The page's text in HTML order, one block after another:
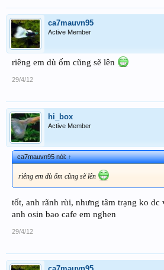
ca7mauvn95
Active Member
riêng em dù ốm cũng sẽ lên
29/4/12
hi_box
Active Member
ca7mauvn95 nói:↑
riêng em dù ốm cũng sẽ lên
tốt, anh rãnh rùi, nhưng tâm trạng ko
anh osin bao cafe em nghen
29/4/12